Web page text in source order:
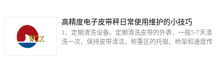
高精度电子皮带秤日常使用维护的小技巧
1、定期清洗设备。定期清洗皮带的外表，一般5-7天清
洗一次，保持皮带清洁，称重区的托辊、桥架和速度传